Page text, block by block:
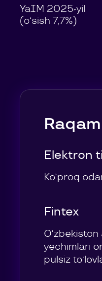
YaIM 2025-yil
(o‘sish 7,7%)
Elektron
Ko‘proq
Fintex
yechimlari
pulsiz